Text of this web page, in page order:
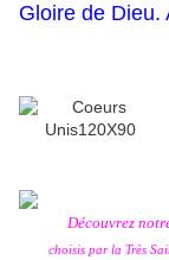
Gloire de Dieu.
Découvrez
choisis par la Très